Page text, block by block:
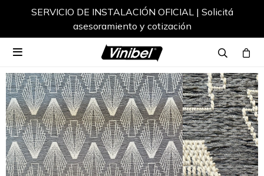
SERVICIO DE INSTALACIÓN OFICIAL | Solicitá
asesoramiento y cotización
